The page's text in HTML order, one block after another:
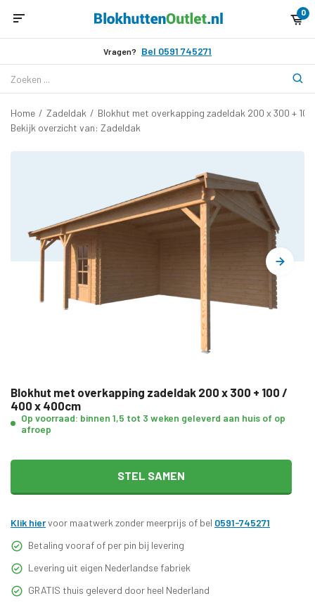
0
Vragen? Bel 0591 745271
Home / Zadeldak / Blokhut met overkapping zadeldak 200 x 300 +
Bekijk overzicht van: Zadeldak
Blokhut met overkapping zadeldak 200 x 300 + 100 /
400 x 400cm
Op voorraad: binnen 1,5 tot 3 weken geleverd aan huis of op
afroep
STEL SAMEN
Klik hiervoor maatwerk zonder meerprijs of bel 0591-745271
Betaling vooraf of per pin bij levering
Levering uit eigen Nederlandse fabriek
GRATIS thuis geleverd door heel Nederland